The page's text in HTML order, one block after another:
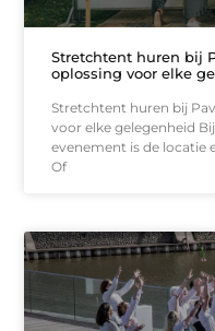
Stretchtent huren bij
oplossing voor elke
Stretchtent huren bij
voor elke gelegenheid
evenement is de locatie
Of